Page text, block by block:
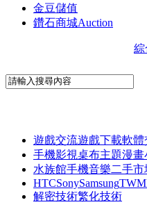
金豆儲值
鑽石商城Auction
綜
遊戲交流遊戲下載軟體
手機影視桌布主題漫畫
水族館手機音樂二手市
HTCSonySamsungTWM
解密技術繁化技術